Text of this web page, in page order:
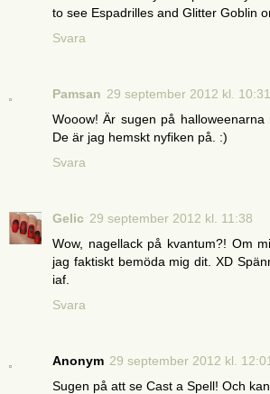
to see Espadrilles and Glitter Goblin
Svara
Pamsan 29 september 2012 kl. 10:31
Wooow! Är sugen på halloweenarna
De är jag hemskt nyfiken på. :)
Svara
Gelic 29 september 2012 kl. 11:38
Wow, nagellack på kvantum?! Om
jag faktiskt bemöda mig dit. XD
iaf.
Svara
Anonym 29 september 2012 kl. 12:01
Sugen på att se Cast a Spell! Och